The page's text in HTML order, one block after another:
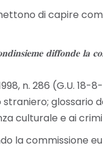
di capire come le
𝐝𝐢𝐟𝐟𝐨𝐧𝐝𝐞 𝐥𝐚
1998, n. 286 (G.U.
glossario
culturale e ai
la commissione